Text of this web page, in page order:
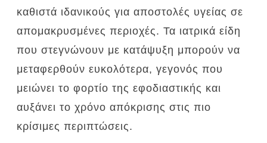
καθιστά ιδανικούς για αποστολές υγείας σε
απομακρυσμένες περιοχές. Τα ιατρικά είδη
που στεγνώνουν με κατάψυξη μπορούν να
μεταφερθούν ευκολότερα, γεγονός που
μειώνει το φορτίο της εφοδιαστικής και
αυξάνει το χρόνο απόκρισης στις πιο
κρίσιμες περιπτώσεις.